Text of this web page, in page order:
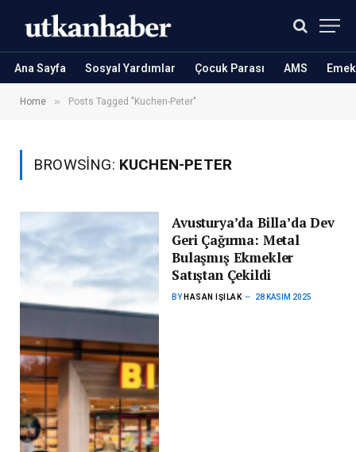
Ana Sayfa Sosyal Yardımlar Çocuk Parası AMS
Home » Posts Tagged "Kuchen-Peter"
BROWSING: KUCHEN-PETER
Avusturya’da Billa’da Dev
Geri Çağırma: Metal
Bulaşmış Ekmekler
Satıştan Çekildi
BY HASAN IŞILAK 28 KASIM 2025